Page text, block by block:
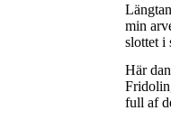
min
slottet i
Här
full af